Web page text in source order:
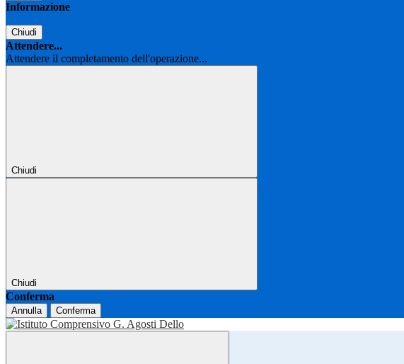
Informazione
Chiudi
Attendere...
Attendere il completamento dell'operazione...
Chiudi
Chiudi
Conferma
Annulla Conferma